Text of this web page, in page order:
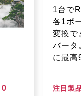
0
1台で
各1ポ
変換で
バータ
に最高
注目製